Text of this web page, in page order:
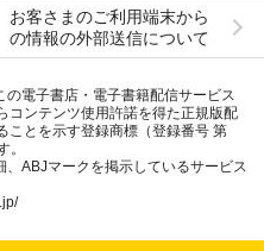
お客さまのご利用端末から
の情報の外部送信について
の電子書店・電子書籍配信サービス
コンテンツ使用許諾を得た正規版配
ことを示す登録商標（登録番号 第
。
、ABJマークを掲示しているサービス